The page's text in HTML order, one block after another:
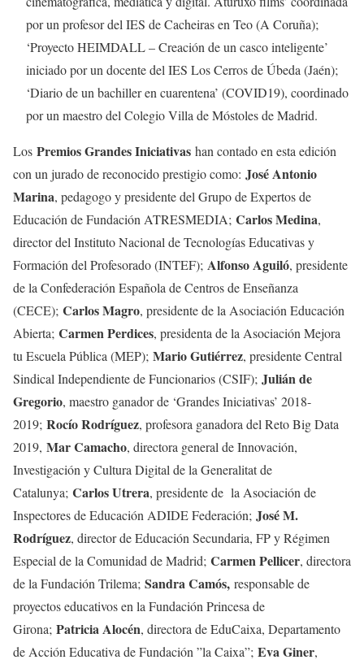
por un profesor del IES de Cacheiras en Teo (A Coruña);
‘Proyecto HEIMDALL – Creación de un casco inteligente’
iniciado por un docente del IES Los Cerros de Úbeda (Jaén);
‘Diario de un bachiller en cuarentena’ (COVID19), coordinado
por un maestro del Colegio Villa de Móstoles de Madrid.
Los Premios Grandes Iniciativas han contado en esta edición
con un jurado de reconocido prestigio como: José Antonio
Marina, pedagogo y presidente del Grupo de Expertos de
Educación de Fundación ATRESMEDIA; Carlos Medina,
director del Instituto Nacional de Tecnologías Educativas y
Formación del Profesorado (INTEF); Alfonso Aguiló, presidente
de la Confederación Española de Centros de Enseñanza
(CECE); Carlos Magro, presidente de la Asociación Educación
Abierta; Carmen Perdices, presidenta de la Asociación Mejora
tu Escuela Pública (MEP); Mario Gutiérrez, presidente Central
Sindical Independiente de Funcionarios (CSIF); Julián de
Gregorio, maestro ganador de ‘Grandes Iniciativas’ 2018-
2019; Rocío Rodríguez, profesora ganadora del Reto Big Data
2019, Mar Camacho, directora general de Innovación,
Investigación y Cultura Digital de la Generalitat de
Catalunya; Carlos Utrera, presidente de la Asociación de
Inspectores de Educación ADIDE Federación; José M.
Rodríguez, director de Educación Secundaria, FP y Régimen
Especial de la Comunidad de Madrid; Carmen Pellicer, directora
de la Fundación Trilema; Sandra Camós, responsable de
proyectos educativos en la Fundación Princesa de
Girona; Patricia Alocén, directora de EduCaixa, Departamento
de Acción Educativa de Fundación ”la Caixa”; Eva Giner,